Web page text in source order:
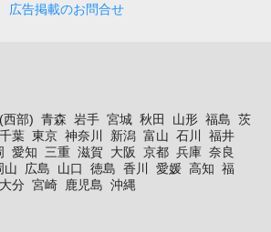
広告掲載のお問合せ
西部) 青森 岩手 宮城 秋田 山形 福島 茨
千葉 東京 神奈川 新潟 富山 石川
福井
愛知 三重 滋賀 大阪 京都 兵庫 奈良
山 広島 山口 徳島 香川 愛媛 高知 福
大分 宮崎 鹿児島 沖縄